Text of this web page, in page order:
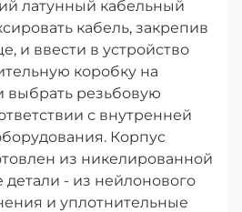
латунный кабельный
кабель, закрепив
и ввести в устройство
коробку на
выбрать резьбовую
с внутренней
Корпус
из никелированной
- из нейлонового
и уплотнительные